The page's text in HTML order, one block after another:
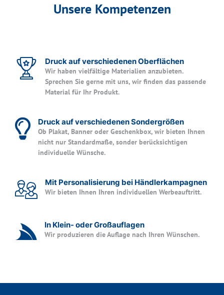
Unsere Kompetenzen
Druck auf verschiedenen Oberflächen
Wir haben vielfältige Materialien anzubieten.
Sprechen Sie gerne mit uns, wir finden das passende
Material für Ihr Produkt.
Druck auf verschiedenen Sondergrößen
Ob Plakat, Banner oder Geschenkbox, wir bieten Ihnen
nicht nur Standardmaße, sonder berücksichtigen
individuelle Wünsche.
Mit Personalisierung bei Händlerkampagnen
Wir bieten Ihnen Ihren individuellen Werbeauftritt.
In Klein- oder Großauflagen
Wir produzieren die Auflage nach Ihren Wünschen.